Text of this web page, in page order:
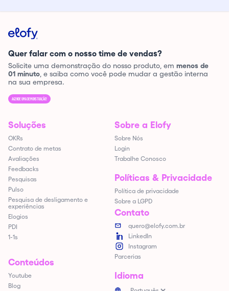
Quer falar com o nosso time de vendas?
Solicite uma demonstração do nosso produto, em menos de
01 minuto , e saiba como você pode mudar a gestão interna
na sua empresa.
AGENDE UMA DEMONSTRAÇÃO!
Soluções
OKRs
Contrato de metas
Avaliações
Feedbacks
Pesquisas
Pulso
Pesquisa de desligamento e
experiências
Elogios
PDI
1-1s
Conteúdos
Youtube
Blog
Sobre a Elofy
Sobre Nós
Login
Trabalhe Conosco
Políticas & Privacidade
Política de privacidade
Sobre a LGPD
Contato
quero@elofy.com.br
LinkedIn
Instagram
Parcerias
Idioma